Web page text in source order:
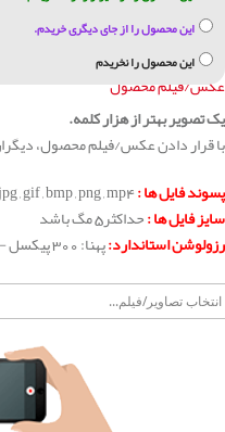
این محصول را از جای دیگری خریدم.
این محصول را نخریدم
عکس/فیلم محصول
یک تصویر بهتر از هزار کلمه.
با قرار دادن عکس/فیلم محصول،
پسوند فایل ها :
سایز فایل ها :حداکثر5 مگ باشد
رزولوشن استاندارد:پهنا: 300 پیکسل - ارتفاع: 160 پیکسل